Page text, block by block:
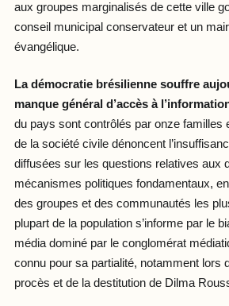
aux groupes marginalisés de cette ville
conseil municipal conservateur et un
évangélique.
La démocratie brésilienne souffre
manque général d’accès à
du pays sont contrôlés par onze familles
de la société civile dénoncent
diffusées sur les questions relatives aux
mécanismes politiques fondamentaux,
des groupes et des communautés les
plupart de la population s’informe par le
média dominé par le conglomérat
connu pour sa partialité, notamment lors
procès et de la destitution de Dilma